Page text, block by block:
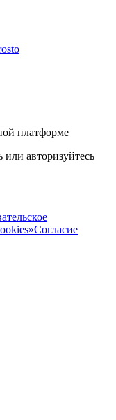
платформе
или авторизуйтесь
Согласие